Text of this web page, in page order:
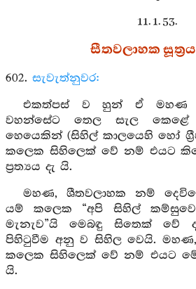
11. 1. 53.
සීතවලාහක සූත්‍රය
602. සැවැත්නුවර:
එකත්පස් ව හුන් ඒ මහණ
වහන්සේට තෙල සැල
හෙයෙකින් (සිහිල් කාලයෙහි හෝ
කලෙක සිහිලෙක් වේ නම් එයට
ප්‍රත්‍යය දැ යි.
මහණ, ශීතවලාහක නම්
යම් කලෙක “අපි සිහිල්
මැනැව”යි මෙබඳු සිතෙක්
පිහිටුවීම අනු ව සිහිල වෙයි.
කලෙක සිහිලෙක් වේ නම් එයට මේ
යි.